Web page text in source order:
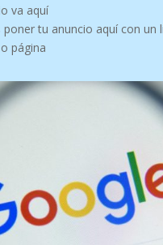
va aquí
poner tu anuncio aquí con un
página